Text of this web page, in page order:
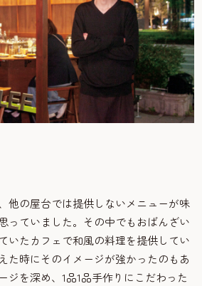
他の屋台では提供しないメニューが味
っていました。その中でもおばんざい
いたカフェで和風の料理を提供してい
た時にそのイメージが強かったのもあ
ジを深め、1品1品手作りにこだわった